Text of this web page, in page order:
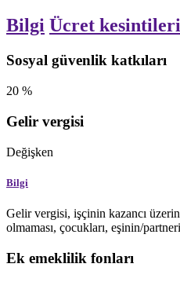
Bilgi Ücret kesintileri
Sosyal güvenlik katkıları
20 %
Gelir vergisi
Değişken
Bilgi
Gelir vergisi, işçinin kazancı
olmaması, çocukları, eşinin/
Ek emeklilik fonları